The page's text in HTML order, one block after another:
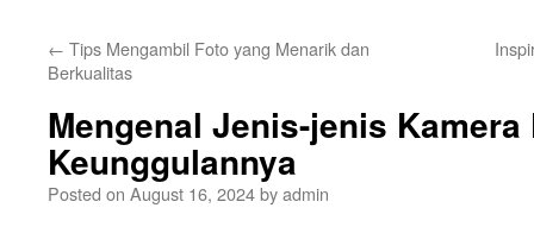
← Tips Mengambil Foto yang Menarik dan
Berkualitas
Mengenal Jenis-jenis Kamera
Keunggulannya
Posted on August 16, 2024byadmin